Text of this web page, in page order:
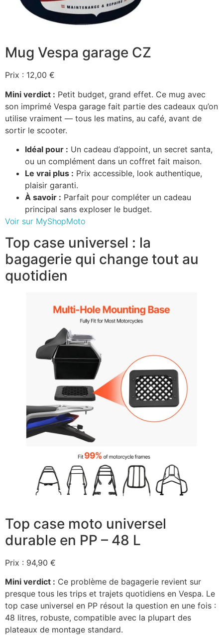
Mug Vespa garage CZ
Prix : 12,00 €
Mini verdict : Petit budget, grand effet. Ce mug avec
son imprimé Vespa garage fait partie des cadeaux qu’on
utilise vraiment — tous les matins, au café, avant de
sortir le scooter.
Idéal pour : Un cadeau d’appoint, un secret santa,
ou un complément dans un coffret fait maison.
Le vrai plus : Prix accessible, look authentique,
plaisir garanti.
À savoir : Parfait pour compléter un cadeau
principal sans exploser le budget.
Voir sur MyShopMoto
Top case universel : la
bagagerie qui change tout au
quotidien
Top case moto universel
durable en PP – 48 L
Prix : 94,90 €
Mini verdict : Ce problème de bagagerie revient sur
presque tous les trips et trajets quotidiens en Vespa. Le
top case universel en PP résout la question en une fois :
48 litres, robuste, compatible avec la plupart des
plateaux de montage standard.